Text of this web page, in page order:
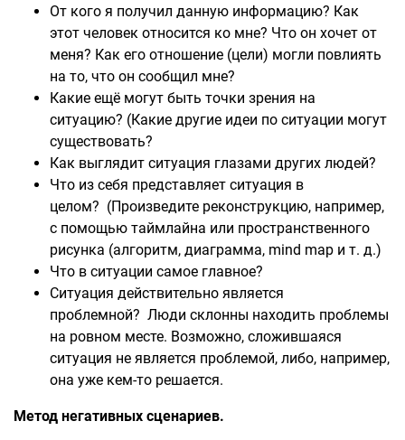
От кого я получил данную информацию? Как
этот человек относится ко мне? Что он хочет от
меня? Как его отношение (цели) могли повлиять
на то, что он сообщил мне?
Какие ещё могут быть точки зрения на
ситуацию? (Какие другие идеи по ситуации могут
существовать?
Как выглядит ситуация глазами других людей?
Что из себя представляет ситуация в
целом? (Произведите реконструкцию, например,
с помощью таймлайна или пространственного
рисунка (алгоритм, диаграмма, mind map и т. д.)
Что в ситуации самое главное?
Ситуация действительно является
проблемной? Люди склонны находить проблемы
на ровном месте. Возможно, сложившаяся
ситуация не является проблемой, либо, например,
она уже кем-то решается.
Метод негативных сценариев.